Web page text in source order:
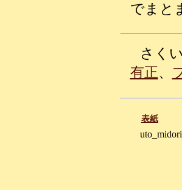
でまと
さく
有正、
表紙